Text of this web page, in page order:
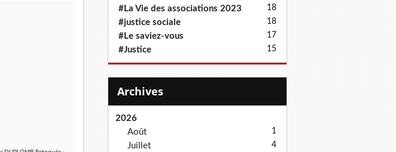
#La Vie des associations 2023 18
#justice sociale 18
#Le saviez-vous 17
#Justice 15
Archives
2026
Août
1
Juillet 4